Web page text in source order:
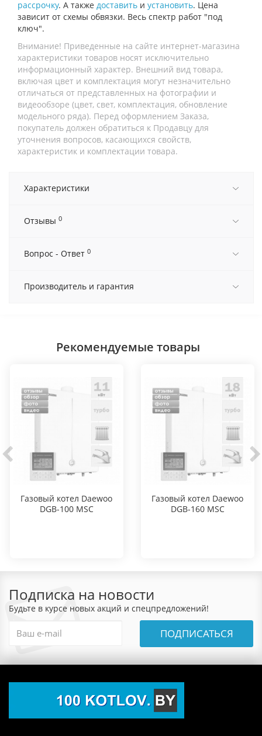
рассрочку. А также доставить и установить. Цена
зависит от схемы обвязки. Весь спектр работ "под
ключ".
Внимание! Приведенные на сайте интернет-магазина
характеристики товаров носят исключительно
информационный характер. Внешний вид товара,
включая цвет и комплектация могут незначительно
отличаться от представленных на фотографии и
видеообзоре (цвет, свет, комплектация, обновление
модельного ряда). Перед оформлением Заказа,
покупатель должен обратиться к Продавцу для
уточнения вопросов, касающихся свойств,
характеристик и комплектации товара.
Характеристики
Отзывы 0
Вопрос - Ответ 0
Производитель и гарантия
Рекомендуемые товары
Газовый котел Daewoo
DGB-100 MSC
Газовый котел Daewoo
DGB-160 MSC
Подписка на новости
Будьте в курсе новых акций и спецпредложений!
ПОДПИСАТЬСЯ